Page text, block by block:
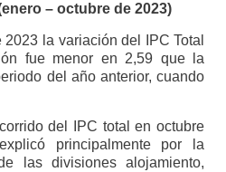
– octubre de 2023)
la variación del IPC Total
fue menor en 2,59 que la
del año anterior, cuando
del IPC total en octubre
principalmente por la
las divisiones alojamiento,